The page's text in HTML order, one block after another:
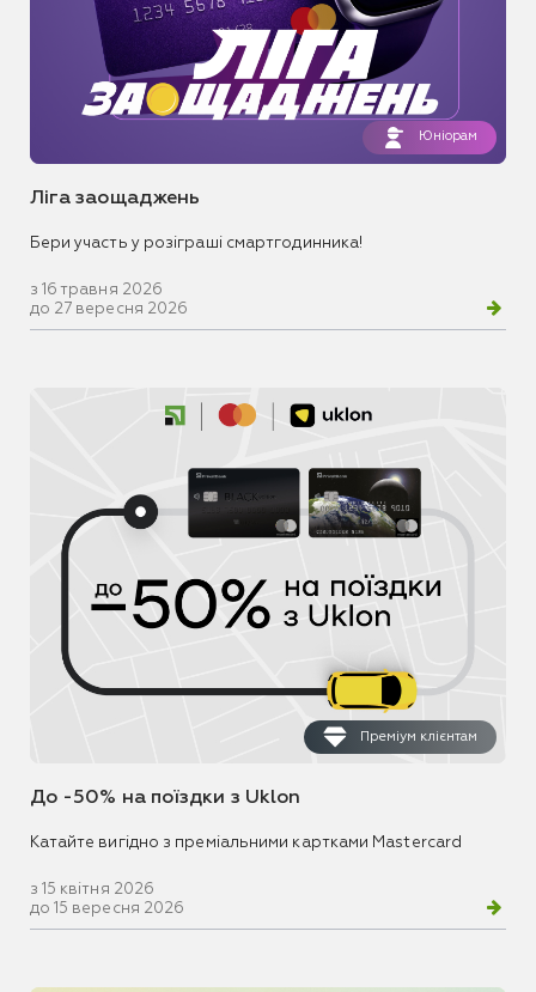
Юніорам
Ліга заощаджень
Бери участь у розіграші смартгодинника!
з 16 травня 2026
до 27 вересня 2026
Преміум клієнтам
До -50% на поїздки з Uklon
Катайте вигідно з преміальними картками Mastercard
з 15 квітня 2026
до 15 вересня 2026